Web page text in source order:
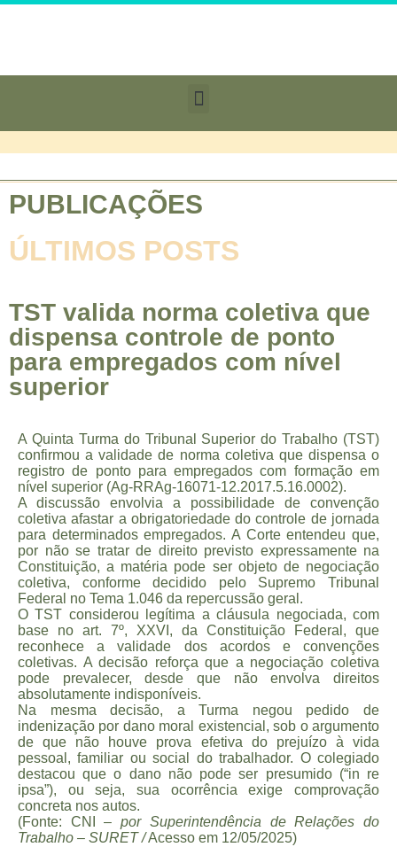
PUBLICAÇÕES
ÚLTIMOS POSTS
TST valida norma coletiva que
dispensa controle de ponto
para empregados com nível
superior
A Quinta Turma do Tribunal Superior do Trabalho (TST)
confirmou a validade de norma coletiva que dispensa o
registro de ponto para empregados com formação em
nível superior (Ag-RRAg-16071-12.2017.5.16.0002).
A discussão envolvia a possibilidade de convenção
coletiva afastar a obrigatoriedade do controle de jornada
para determinados empregados. A Corte entendeu que,
por não se tratar de direito previsto expressamente na
Constituição, a matéria pode ser objeto de negociação
coletiva, conforme decidido pelo Supremo Tribunal
Federal no Tema 1.046 da repercussão geral.
O TST considerou legítima a cláusula negociada, com
base no art. 7º, XXVI, da Constituição Federal, que
reconhece a validade dos acordos e convenções
coletivas. A decisão reforça que a negociação coletiva
pode prevalecer, desde que não envolva direitos
absolutamente indisponíveis.
Na mesma decisão, a Turma negou pedido de
indenização por dano moral existencial, sob o argumento
de que não houve prova efetiva do prejuízo à vida
pessoal, familiar ou social do trabalhador. O colegiado
destacou que o dano não pode ser presumido (“in re
ipsa”), ou seja, sua ocorrência exige comprovação
concreta nos autos.
(Fonte: CNI –por Superintendência de Relações do
Trabalho – SURET /Acesso em 12/05/2025)